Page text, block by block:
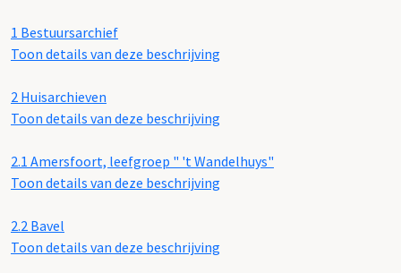
1 Bestuursarchief
Toon details van deze beschrijving
2 Huisarchieven
Toon details van deze beschrijving
2.1 Amersfoort, leefgroep " 't Wandelhuys"
Toon details van deze beschrijving
2.2 Bavel
Toon details van deze beschrijving